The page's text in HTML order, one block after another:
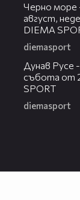
Черно море
август,
DIEMA
diemasport
Дунав Русе
събота от
SPORT
diemasport